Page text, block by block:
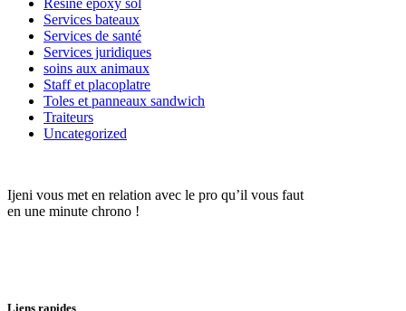
Services bateaux
Services de santé
Services juridiques
soins aux animaux
Staff et placoplatre
Toles et panneaux sandwich
Traiteurs
Uncategorized
Ijeni vous met en relation avec le pro qu’il vous faut
en une minute chrono !
Liens rapides